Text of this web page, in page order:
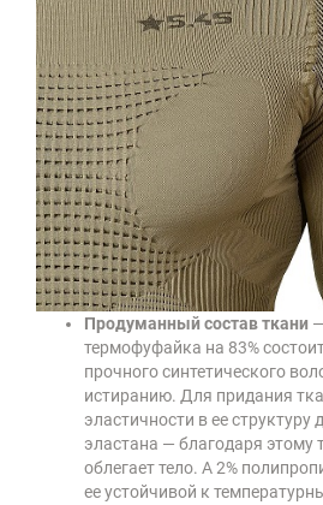
Продуманный состав ткани
термофуфайка на 83%
прочного синтетического
истиранию. Для придания
эластичности в ее структуру
эластана — благодаря этому
облегает тело. А 2%
ее устойчивой к